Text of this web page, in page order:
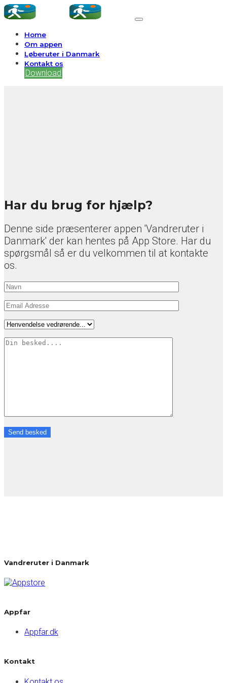
Home
Om appen
Løberuter i Danmark
Kontakt os
Download
Har du brug for hjælp?
Denne side præsenterer appen 'Vandreruter i
Danmark' der kan hentes på App Store. Har du
spørgsmål så er du velkommen til at kontakte
os.
Send besked
Vandreruter i Danmark
Appfar
Appfar.dk
Kontakt